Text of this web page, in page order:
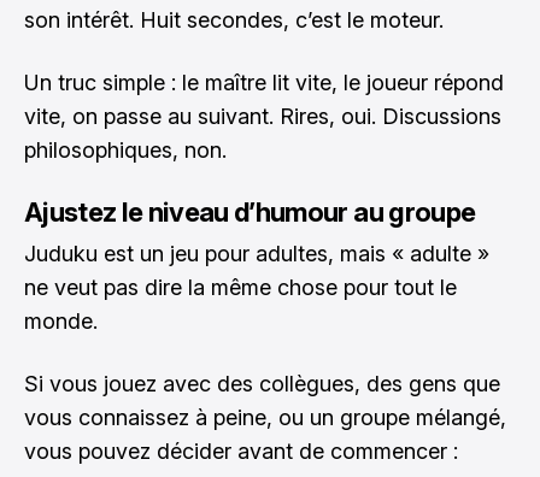
son intérêt. Huit secondes, c’est le moteur.
Un truc simple : le maître lit vite, le joueur répond
vite, on passe au suivant. Rires, oui. Discussions
philosophiques, non.
Ajustez le niveau d’humour au groupe
Juduku est un jeu pour adultes, mais « adulte »
ne veut pas dire la même chose pour tout le
monde.
Si vous jouez avec des collègues, des gens que
vous connaissez à peine, ou un groupe mélangé,
vous pouvez décider avant de commencer :